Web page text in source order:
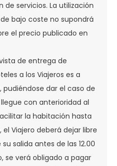
servicios. La utilización
bajo coste no supondrá
el precio publicado en
de entrega de
a los Viajeros es a
pudiéndose dar el caso de
con anterioridad al
la habitación hasta
el Viajero deberá dejar libre
salida antes de las 12.00
se verá obligado a pagar